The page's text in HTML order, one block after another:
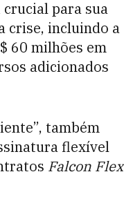
para sua
crise, incluindo a
60 milhões em
adicionados
também
flexível
Falcon Flex